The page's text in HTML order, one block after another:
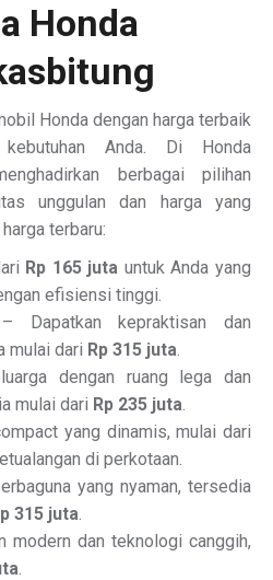
Honda
Honda dengan harga terbaik
Anda. Di Honda
berbagai pilihan
unggulan dan harga yang
terbaru:
Rp 165 juta untuk Anda yang
efisiensi tinggi.
kepraktisan dan
mulai dari Rp 315 juta.
dengan ruang lega dan
mulai dari Rp 235 juta.
yang dinamis, mulai dari
di perkotaan.
yang nyaman, tersedia
315 juta.
dan teknologi canggih,
.